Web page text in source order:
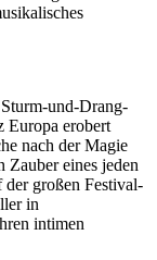
und-Drang-
Europa erobert
nach der Magie
Zauber eines jeden
der großen Festival-
in
intimen